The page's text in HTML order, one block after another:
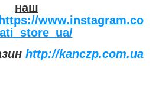
наш
https://www.instagram.co
http://kanczp.com.ua